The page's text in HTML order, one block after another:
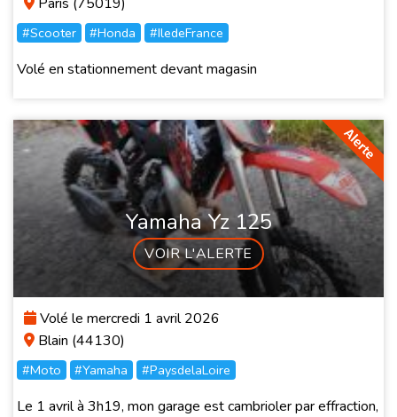
#Scooter #Honda #IledeFrance
Volé en stationnement devant magasin
Yamaha Yz 125
VOIR L'ALERTE
Volé le mercredi 1 avril 2026
Blain (44130)
#Moto #Yamaha #PaysdelaLoire
Le 1 avril à 3h19, mon garage est cambrioler par effraction,